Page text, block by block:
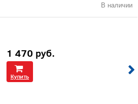
В наличии
1 470 руб.
Купить